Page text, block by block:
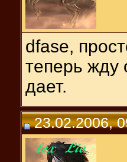
dfase,
теперь жду
дает.
23.02.2006,